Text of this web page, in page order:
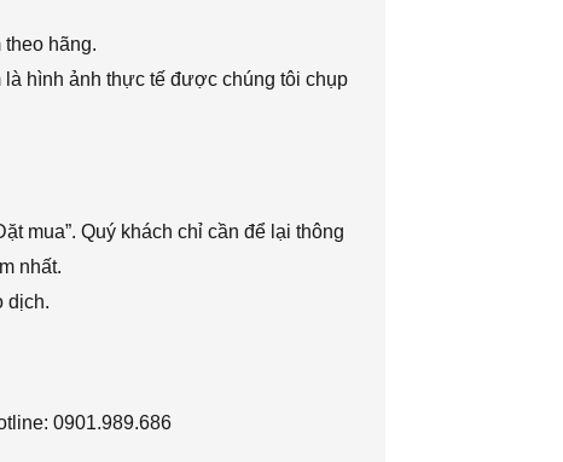
theo hãng.
hình ảnh thực tế được chúng tôi chụp
mua”. Quý khách chỉ cần để lại thông
nhất.
dịch.
0901.989.686